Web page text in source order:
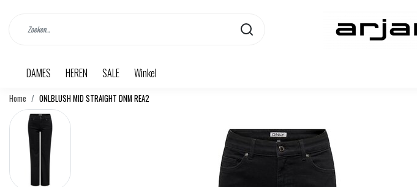
DAMES HEREN SALE Winkel
Home ONLBLUSH MID STRAIGHT DNM REA2